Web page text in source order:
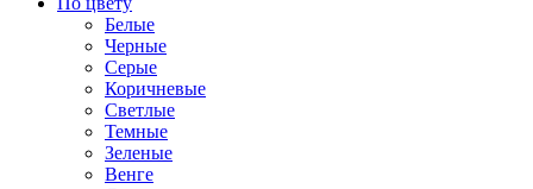
Белые
Черные
Серые
Коричневые
Светлые
Темные
Зеленые
Венге